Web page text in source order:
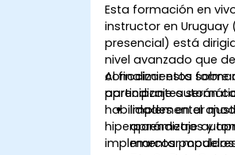
Esta formación en
instructor en Uruguay
presencial) está
nivel avanzado que
conocimientos sobre
aprendizaje
habilidades en el
hiperparámetros y
implementar
Al finalizar esta
participantes serán
Implementar
aprendizaje
marcos